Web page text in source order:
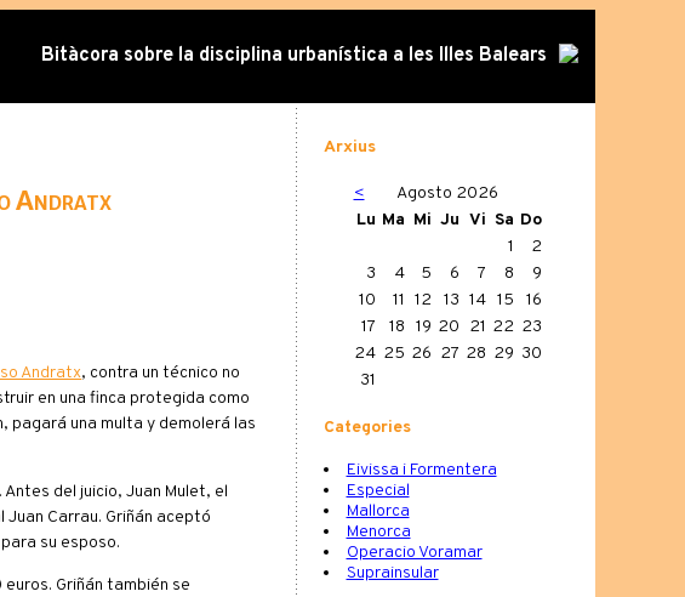
Bitàcora sobre la disciplina urbanística a les Illes Balears
Andratx
Andratx, contra un técnico no
en una finca protegida como
pagará una multa y demolerá las
del juicio, Juan Mulet, el
Carrau. Griñán aceptó
su esposo.
Griñán también se
Arxius
<
Agosto 2026
Lu Ma Mi Ju Vi Sa Do
1
2
3
4 5 6 7 8
9
10
11 12 13 14 15
16
17
18 19 20 21 22 23
24 25 26 27 28 29 30
31
Categories
Eivissa i Formentera
Especial
Mallorca
Menorca
Operacio Voramar
Suprainsular